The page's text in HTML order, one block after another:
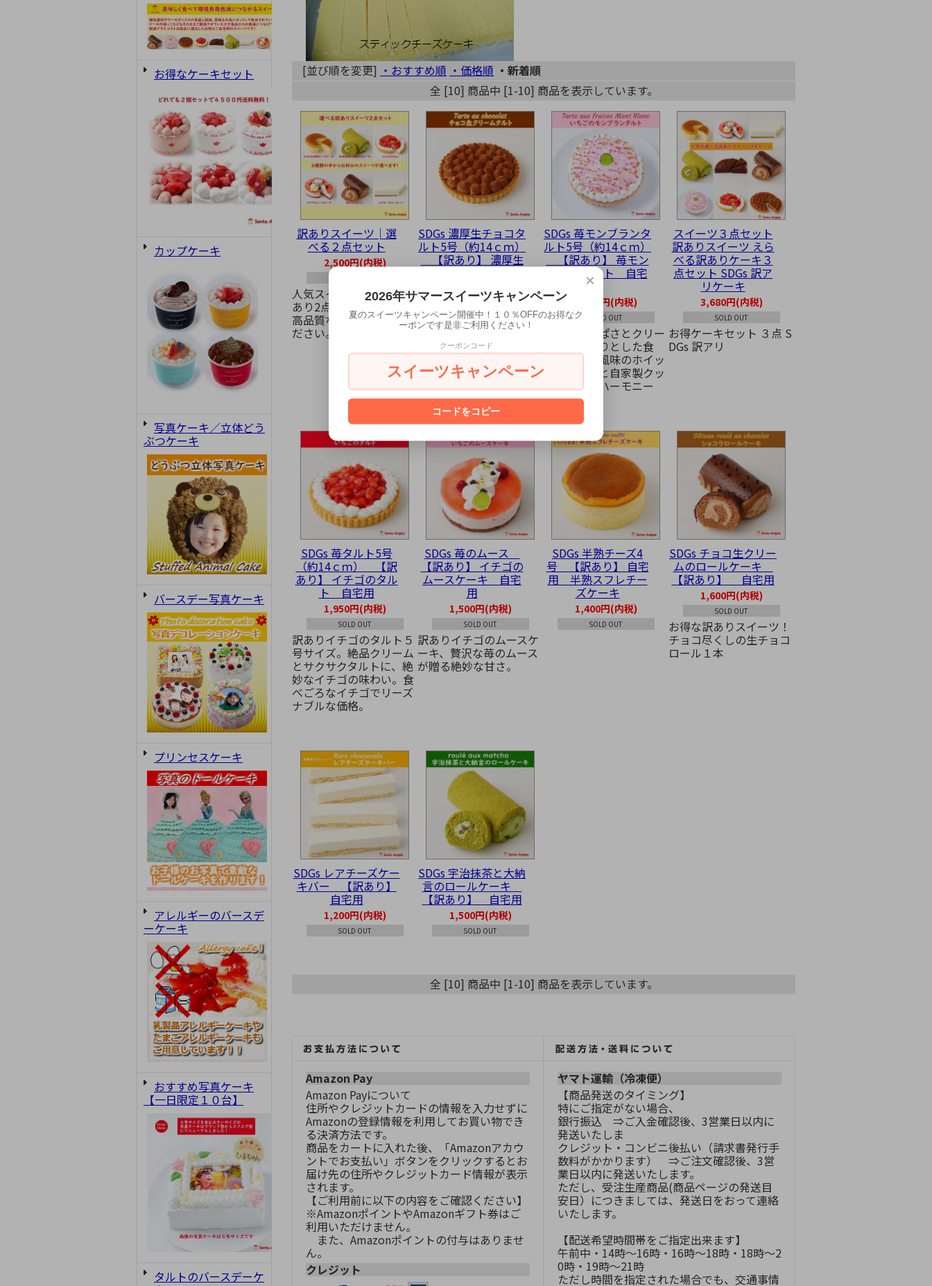
お得なケーキセット
カップケーキ
写真ケーキ／立体どう
ぶつケーキ
バースデー写真ケーキ
プリンセスケーキ
アレルギーのバースデ
ーケーキ
おすすめ写真ケーキ
【一日限定１０台】
タルトのバースデーケ
[並び順を変更] ・おすすめ順 ・価格順 ・新着順
全 [10] 商品中 [1-10] 商品を表示しています。
訳ありスイーツ│選
べる２点セット
2,500円(内税)
人気スイーツが選べる訳
あり2点セット。お得に
高品質な味をお楽しみく
ださい。
SDGs 濃厚生チョコタ
ルト5号（約14ｃｍ）
【訳あり】 濃厚生
チョコタルト 自宅
1,950円(内税)
SOLD OUT
SDGs 苺モンブランタ
ルト5号（約14ｃｍ）
【訳あり】 苺モン
ブランタルト 自宅
用
1,980円(内税)
SOLD OUT
苺の甘酸っぱさとクリー
ムのふんわりとした食
感。イチゴ風味のホイッ
プクリームと自家製クッ
キー生地のハーモニー
スイーツ３点セット
訳ありスイーツ えら
べる訳ありケーキ３
点セット SDGs 訳ア
リケーキ
3,680円(内税)
SOLD OUT
お得ケーキセット ３点 S
DGs 訳アリ
SDGs 苺タルト5号
（約14ｃｍ） 【訳
あり】 イチゴのタル
ト 自宅用
1,950円(内税)
SOLD OUT
訳ありイチゴのタルト５
号サイズ。絶品クリーム
とサクサクタルトに、絶
妙なイチゴの味わい。食
べごろなイチゴでリーズ
ナブルな価格。
SDGs 苺のムース
【訳あり】 イチゴの
ムースケーキ 自宅
用
1,500円(内税)
SOLD OUT
訳ありイチゴのムースケ
ーキ、贅沢な苺のムース
が贈る絶妙な甘さ。
SDGs 半熟チーズ4
号 【訳あり】 自宅
用 半熟スフレチー
ズケーキ
1,400円(内税)
SOLD OUT
SDGs チョコ生クリー
ムのロールケーキ
【訳あり】 自宅用
1,600円(内税)
SOLD OUT
お得な訳ありスイーツ！
チョコ尽くしの生チョコ
ロール１本
SDGs レアチーズケー
キバー 【訳あり】
自宅用
1,200円(内税)
SOLD OUT
SDGs 宇治抹茶と大納
言のロールケーキ
【訳あり】 自宅用
1,500円(内税)
SOLD OUT
全 [10] 商品中 [1-10] 商品を表示しています。
Amazon Pay
Amazon Payについて
住所やクレジットカードの情報を入力せずに
Amazonの登録情報を利用してお買い物でき
る決済方法です。
商品をカートに入れた後、「Amazonアカウ
ントでお支払い」ボタンをクリックするとお
届け先の住所やクレジットカード情報が表示
されます。
【ご利用前に以下の内容をご確認ください】
※AmazonポイントやAmazonギフト券はご
利用いただけません。
また、Amazonポイントの付与はありませ
ん。
クレジット
ヤマト運輸（冷凍便）
【商品発送のタイミング】
特にご指定がない場合、
銀行振込 ⇒ご入金確認後、3営業日以内に
発送いたしま
クレジット・コンビニ後払い（請求書発行手
数料がかかります） ⇒ご注文確認後、3営
業日以内に発送いたします。
ただし、受注生産商品(商品ページの発送目
安日）につきましては、発送日をおって連絡
いたします。
【配送希望時間帯をご指定出来ます】
午前中・14時～16時・16時～18時・18時～2
0時・19時～21時
ただし時間を指定された場合でも、交通事情
×
2026年サマースイーツキャンペーン
夏のスイーツキャンペーン開催中！１０％OFFのお得なク
ーポンです是非ご利用ください！
クーポンコード
スイーツキャンペーン
コードをコピー